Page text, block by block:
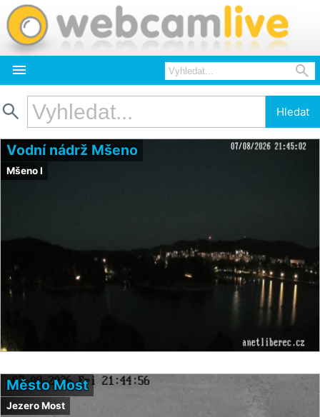
 
 Hledat
Vodní nádrž Mšeno
Mšeno I
Město Most
Jezero Most